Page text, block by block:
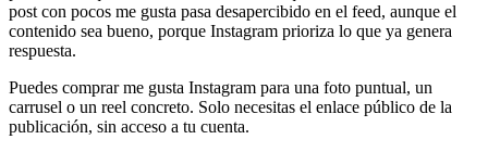
post con pocos me gusta pasa desapercibido en el feed, aunque el
contenido sea bueno, porque Instagram prioriza lo que ya genera
respuesta.
Puedes comprar me gusta Instagram para una foto puntual, un
carrusel o un reel concreto. Solo necesitas el enlace público de la
publicación, sin acceso a tu cuenta.